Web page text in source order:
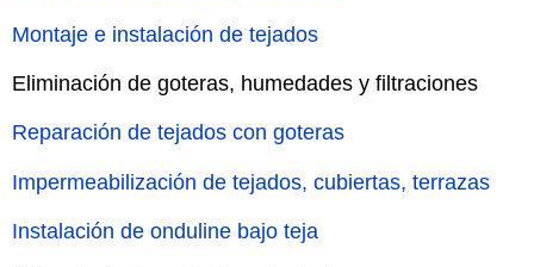
Montaje e instalación de tejados
Eliminación de goteras, humedades y filtraciones
Reparación de tejados con goteras
Impermeabilización de tejados, cubiertas, terrazas
Instalación de onduline bajo teja